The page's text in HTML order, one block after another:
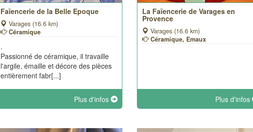
Faïencerie de la Belle Epoque
Varages (16.6 km)
Céramique
.
Passionné de céramique, il travaille
l'argile, émaille et décore des pièces
entièrement fabr[...]
Plus d'infos
La Faïencerie de Varages en
Provence
Varages (16.6 km)
Céramique, Emaux
Plus d'infos